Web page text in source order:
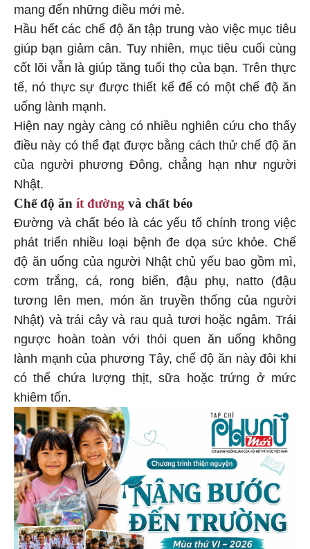
mang đến những điều mới mẻ.
Hầu hết các chế độ ăn tập trung vào việc mục tiêu
giúp bạn giảm cân. Tuy nhiên, mục tiêu cuối cùng
cốt lõi vẫn là giúp tăng tuổi thọ của bạn. Trên thực
tế, nó thực sự được thiết kế để có một chế độ ăn
uống lành mạnh.
Hiện nay ngày càng có nhiều nghiên cứu cho thấy
điều này có thể đạt được bằng cách thử chế độ ăn
của người phương Đông, chẳng hạn như người
Nhật.
Chế độ ăn ít đường và chất béo
Đường và chất béo là các yếu tố chính trong việc
phát triển nhiều loại bệnh đe dọa sức khỏe. Chế
độ ăn uống của người Nhật chủ yếu bao gồm mì,
cơm trắng, cá, rong biển, đậu phụ, natto (đậu
tương lên men, món ăn truyền thống của người
Nhật) và trái cây và rau quả tươi hoặc ngâm. Trái
ngược hoàn toàn với thói quen ăn uống không
lành mạnh của phương Tây, chế độ ăn này đôi khi
có thể chứa lượng thịt, sữa hoặc trứng ở mức
khiêm tốn.